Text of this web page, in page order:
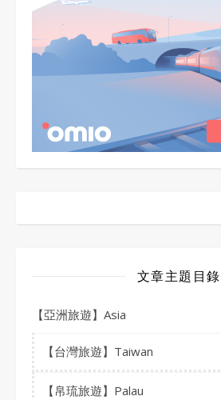
文章主題目錄
【亞洲旅遊】Asia
【台灣旅遊】Taiwan
【帛琉旅遊】Palau